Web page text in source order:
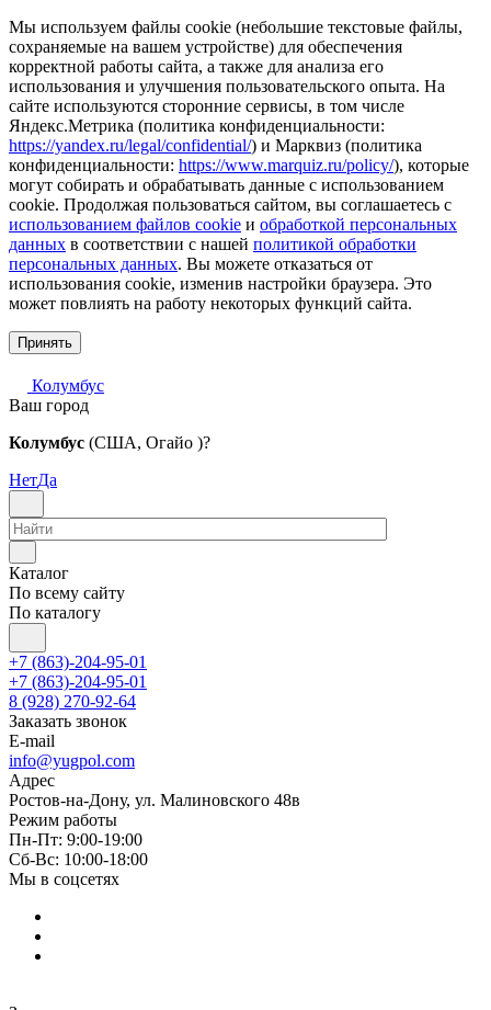
Мы используем файлы cookie (небольшие текстовые файлы,
сохраняемые на вашем устройстве) для обеспечения
корректной работы сайта, а также для анализа его
использования и улучшения пользовательского опыта. На
сайте используются сторонние сервисы, в том числе
Яндекс.Метрика (политика конфиденциальности:
https://yandex.ru/legal/confidential/) и Марквиз (политика
конфиденциальности: https://www.marquiz.ru/policy/), которые
могут собирать и обрабатывать данные с использованием
cookie. Продолжая пользоваться сайтом, вы соглашаетесь с
использованием файлов cookie и обработкой персональных
данных в соответствии с нашей политикой обработки
персональных данных. Вы можете отказаться от
использования cookie, изменив настройки браузера. Это
может повлиять на работу некоторых функций сайта.
Принять
Колумбус
Ваш город
Колумбус (США, Огайо )?
НетДа
Каталог
По всему сайту
По каталогу
+7 (863)-204-95-01
+7 (863)-204-95-01
8 (928) 270-92-64
Заказать звонок
E-mail
info@yugpol.com
Адрес
Ростов-на-Дону, ул. Малиновского 48в
Режим работы
Пн-Пт: 9:00-19:00
Cб-Вс: 10:00-18:00
Мы в соцсетях